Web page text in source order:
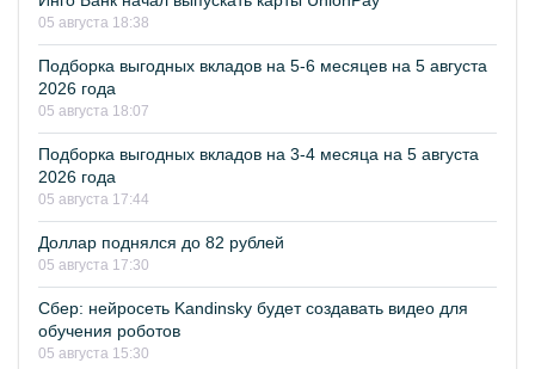
05 августа 18:38
Подборка выгодных вкладов на 5-6 месяцев на 5 августа
2026 года
05 августа 18:07
Подборка выгодных вкладов на 3-4 месяца на 5 августа
2026 года
05 августа 17:44
Доллар поднялся до 82 рублей
05 августа 17:30
Сбер: нейросеть Kandinsky будет создавать видео для
обучения роботов
05 августа 15:30